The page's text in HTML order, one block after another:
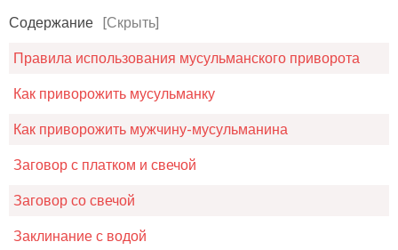
Содержание [Скрыть]
Правила использования мусульманского приворота
Как приворожить мусульманку
Как приворожить мужчину-мусульманина
Заговор с платком и свечой
Заговор со свечой
Заклинание с водой